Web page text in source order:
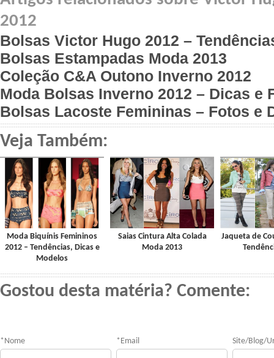
2012
Bolsas Victor Hugo 2012 –
Bolsas Estampadas Moda 2013
Coleção C&A Outono Inverno 2012
Moda Bolsas Inverno 2012 – Dicas e
Bolsas Lacoste Femininas – Fotos e
Veja Também:
Moda Biquínis Femininos
2012 – Tendências, Dicas e
Modelos
Saias Cintura Alta Colada
Moda 2013
Jaqueta de
Gostou desta matéria? Comente:
* Nome * Email Site/Blog/